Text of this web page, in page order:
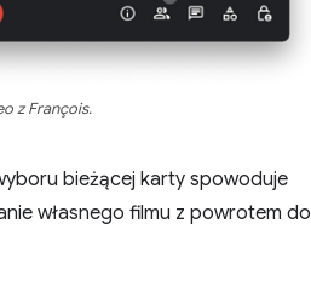
z François.
bieżącej karty spowoduje
własnego filmu z powrotem do